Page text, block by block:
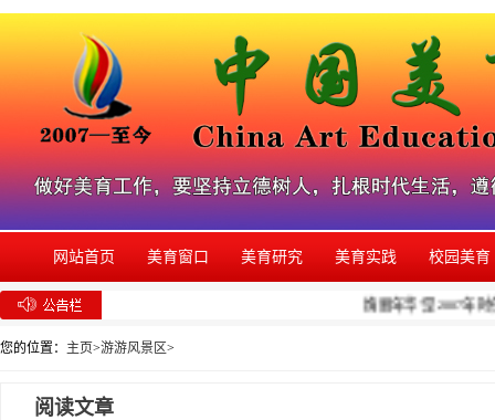
网站首页 美育窗口 美育研究 美育实践 校园美育
绚丽年华”是2007年时
您的位置： 主页>游游风景区>
阅读文章